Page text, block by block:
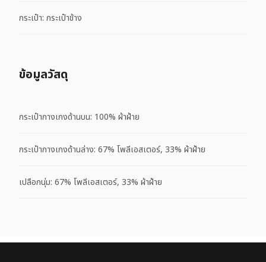
กระเป๋า: กระเป๋าข้าง
ข้อมูลวัสดุ
กระเป๋ากางเกงด้านบน: 100% ผ้าฝ้าย
กระเป๋ากางเกงด้านล่าง: 67% โพลีเอสเตอร์, 33% ผ้าฝ้าย
เปลือกนุ่ม: 67% โพลีเอสเตอร์, 33% ผ้าฝ้าย